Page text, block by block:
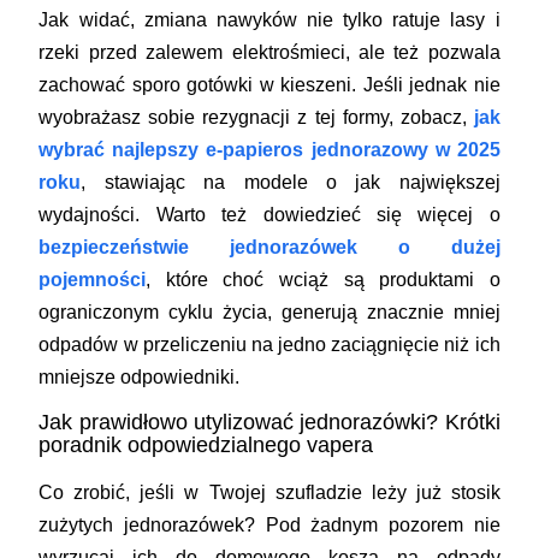
Jak widać, zmiana nawyków nie tylko ratuje lasy i
rzeki przed zalewem elektrośmieci, ale też pozwala
zachować sporo gotówki w kieszeni. Jeśli jednak nie
wyobrażasz sobie rezygnacji z tej formy, zobacz, jak
wybrać najlepszy e-papieros jednorazowy w 2025
roku, stawiając na modele o jak największej
wydajności. Warto też dowiedzieć się więcej o
bezpieczeństwie jednorazówek o dużej
pojemności, które choć wciąż są produktami o
ograniczonym cyklu życia, generują znacznie mniej
odpadów w przeliczeniu na jedno zaciągnięcie niż ich
mniejsze odpowiedniki.
Jak prawidłowo utylizować jednorazówki? Krótki
poradnik odpowiedzialnego vapera
Co zrobić, jeśli w Twojej szufladzie leży już stosik
zużytych jednorazówek? Pod żadnym pozorem nie